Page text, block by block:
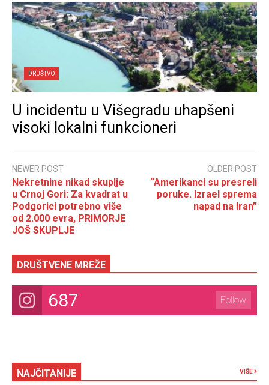
DRUŠTVO
U incidentu u Višegradu uhapšeni
visoki lokalni funkcioneri
NEWER POST
Nekretnine nikad skuplje
u Crnoj Gori: Za kvadrat u
Podgorici potrebno više
od 2.000 evra, PRIMORJE
JOŠ SKUPLJE
OLDER POST
“Amerikanci su presreli
poruke. Izrael sprema
napad na Iran”
DRUŠTVENE MREŽE
687 Follow
NAJČITANIJE VIŠE